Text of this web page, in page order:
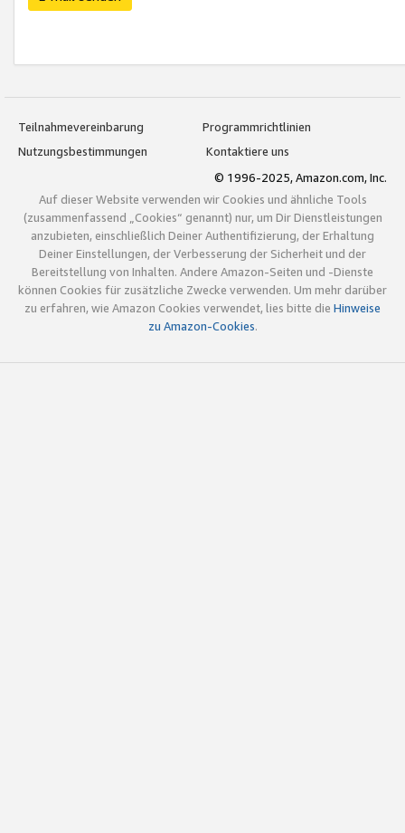
Teilnahmevereinbarung
Programmrichtlinien
Nutzungsbestimmungen
Kontaktiere uns
© 1996-2025, Amazon.com, Inc.
Auf dieser Website verwenden wir Cookies und ähnliche Tools
(zusammenfassend „Cookies“ genannt) nur, um Dir Dienstleistungen
anzubieten, einschließlich Deiner Authentifizierung, der Erhaltung
Deiner Einstellungen, der Verbesserung der Sicherheit und der
Bereitstellung von Inhalten. Andere Amazon-Seiten und -Dienste
können Cookies für zusätzliche Zwecke verwenden. Um mehr darüber
zu erfahren, wie Amazon Cookies verwendet, lies bitte die Hinweise
zu Amazon-Cookies.